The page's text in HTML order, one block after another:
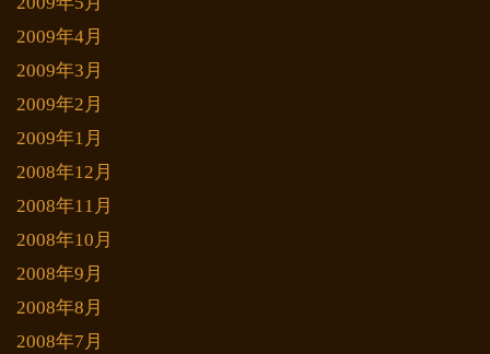
2009年4月
2009年3月
2009年2月
2009年1月
2008年12月
2008年11月
2008年10月
2008年9月
2008年8月
2008年7月